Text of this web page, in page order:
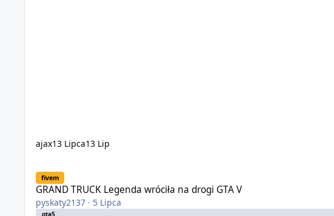
ajax13 Lipca13 Lip
fivem
GRAND TRUCK Legenda wróciła na drogi GTA V
pyskaty2137 · 5 Lipca